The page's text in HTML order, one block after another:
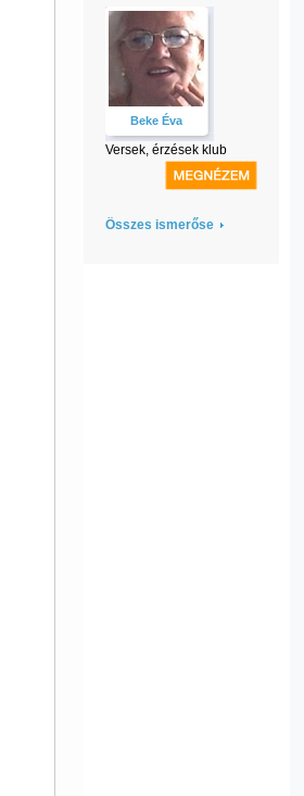
Beke Éva
Versek, érzések klub
Összes ismerőse